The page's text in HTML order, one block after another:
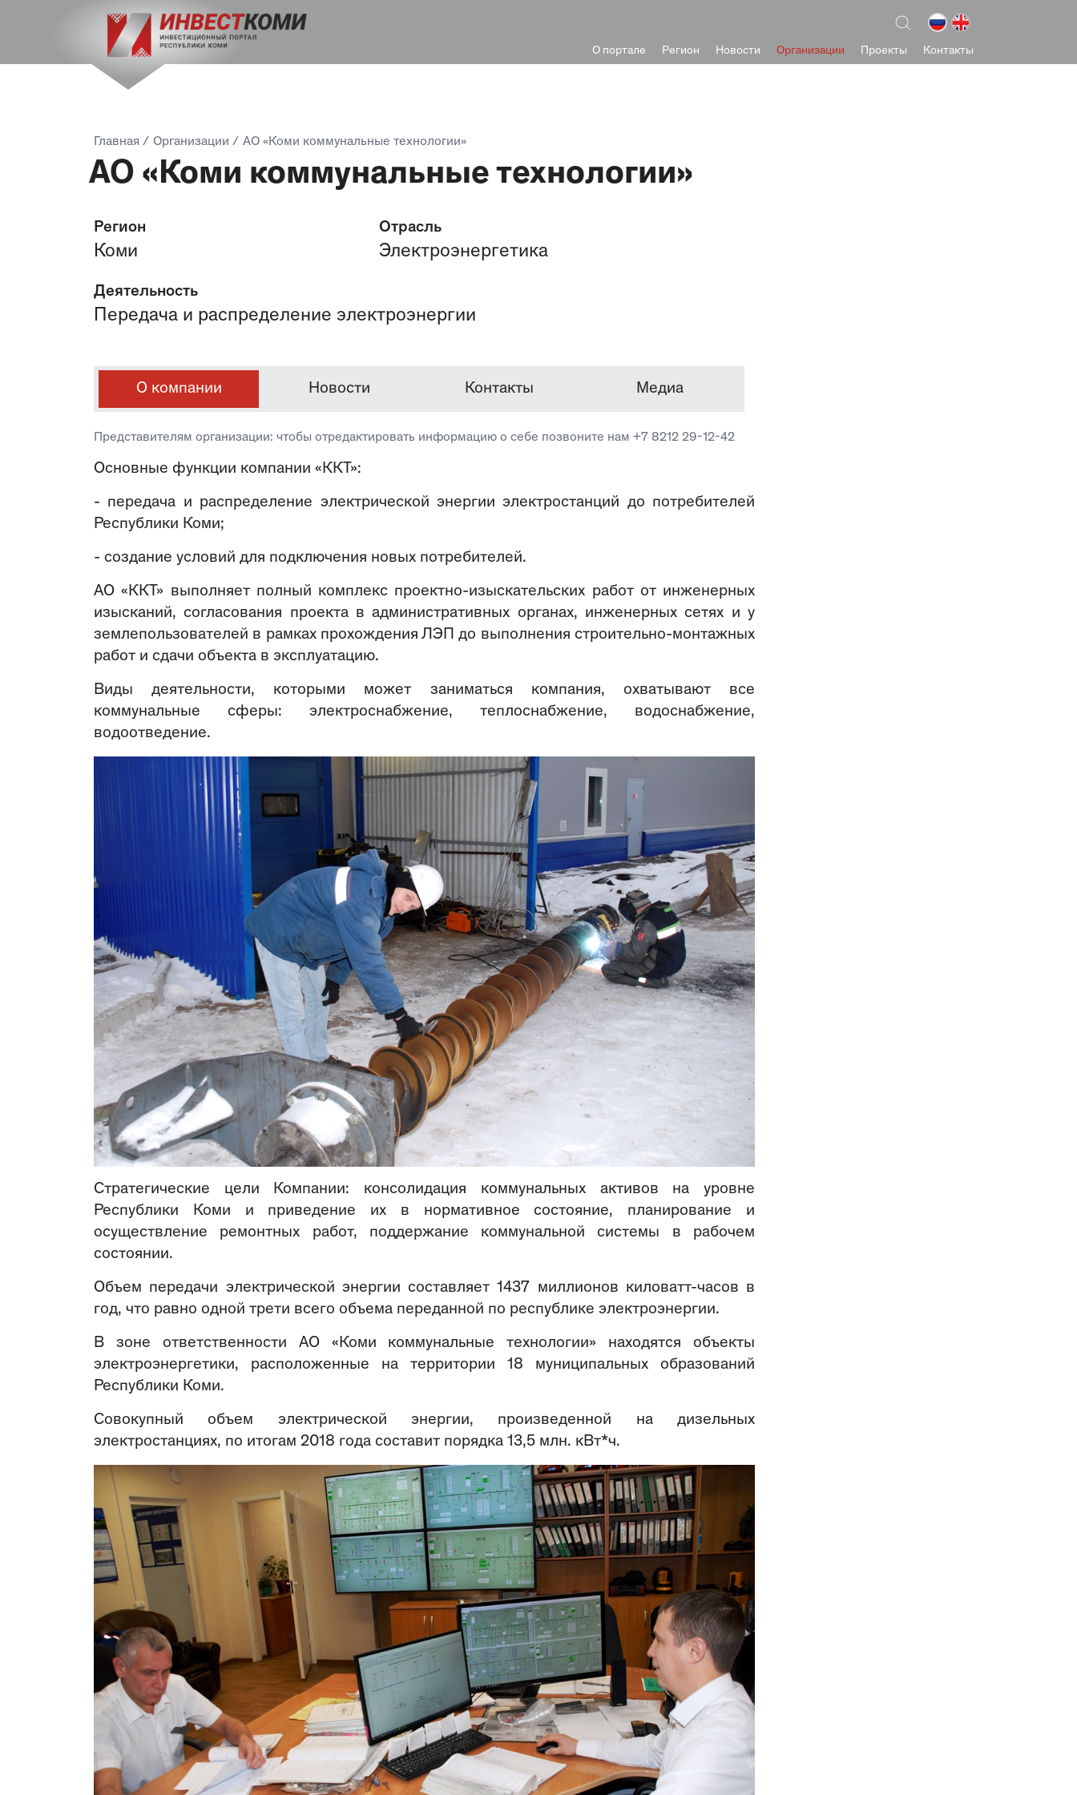
О портале Регион Новости Организации Проекты Контакты
Главная / Организации / АО «Коми коммунальные технологии»
АО «Коми коммунальные технологии»
Регион
Коми
Отрасль
Электроэнергетика
Деятельность
Передача и распределение электроэнергии
О компании Новости Контакты Медиа
Представителям организации: чтобы отредактировать информацию о себе позвоните нам +7 8212 29-12-42
Основные функции компании «ККТ»:
- передача и распределение электрической энергии электростанций до потребителей
Республики Коми;
- создание условий для подключения новых потребителей.
АО «ККТ» выполняет полный комплекс проектно-изыскательских работ от инженерных
изысканий, согласования проекта в административных органах, инженерных сетях и у
землепользователей в рамках прохождения ЛЭП до выполнения строительно-монтажных
работ и сдачи объекта в эксплуатацию.
Виды деятельности, которыми может заниматься компания, охватывают все
коммунальные сферы: электроснабжение, теплоснабжение, водоснабжение,
водоотведение.
Стратегические цели Компании: консолидация коммунальных активов на уровне
Республики Коми и приведение их в нормативное состояние, планирование и
осуществление ремонтных работ, поддержание коммунальной системы в рабочем
состоянии.
Объем передачи электрической энергии составляет 1437 миллионов киловатт-часов в
год, что равно одной трети всего объема переданной по республике электроэнергии.
В зоне ответственности АО «Коми коммунальные технологии» находятся объекты
электроэнергетики, расположенные на территории 18 муниципальных образований
Республики Коми.
Совокупный объем электрической энергии, произведенной на дизельных
электростанциях, по итогам 2018 года составит порядка 13,5 млн. кВт*ч.